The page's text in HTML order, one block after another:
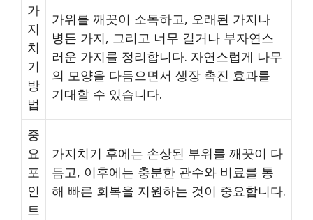
가
지
치
기
방
법
가위를 깨끗이 소독하고, 오래된 가지나
병든 가지, 그리고 너무 길거나 부자연스
러운 가지를 정리합니다. 자연스럽게 나무
의 모양을 다듬으면서 생장 촉진 효과를
기대할 수 있습니다.
중
요
포
인
트
가지치기 후에는 손상된 부위를 깨끗이 다
듬고, 이후에는 충분한 관수와 비료를 통
해 빠른 회복을 지원하는 것이 중요합니다.